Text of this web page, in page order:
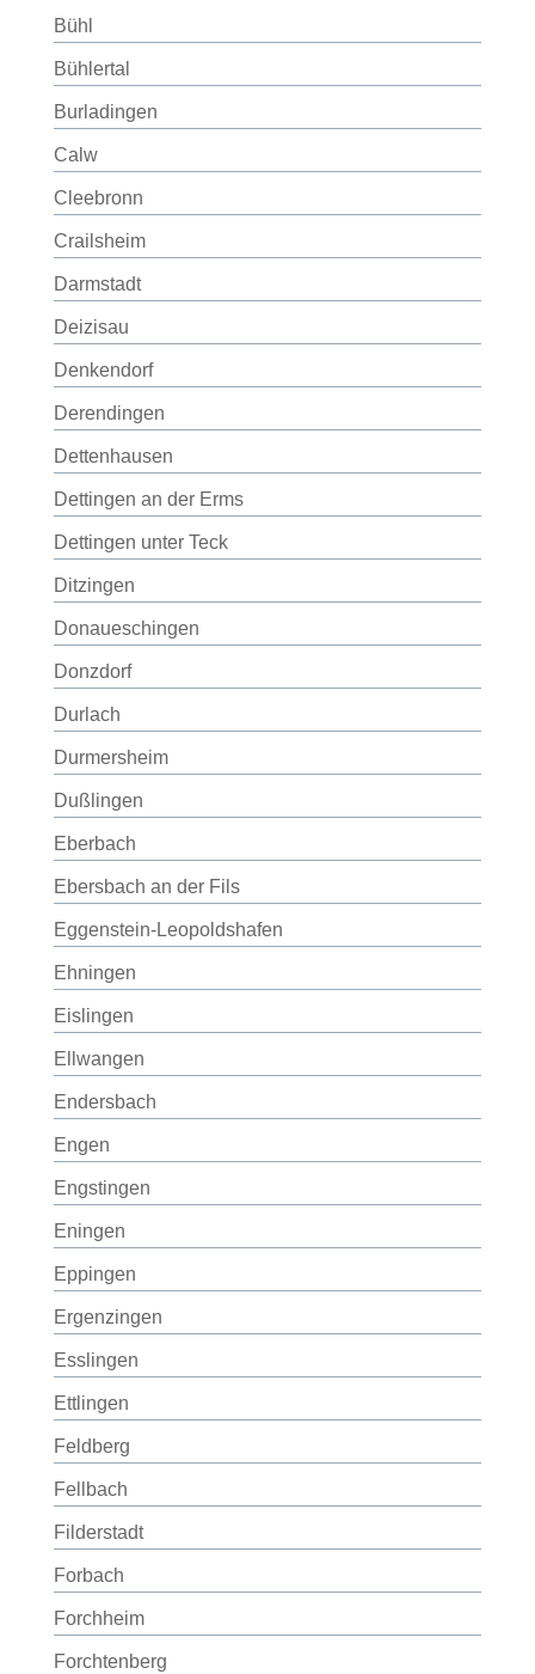
Bühl
Bühlertal
Burladingen
Calw
Cleebronn
Crailsheim
Darmstadt
Deizisau
Denkendorf
Derendingen
Dettenhausen
Dettingen an der Erms
Dettingen unter Teck
Ditzingen
Donaueschingen
Donzdorf
Durlach
Durmersheim
Dußlingen
Eberbach
Ebersbach an der Fils
Eggenstein-Leopoldshafen
Ehningen
Eislingen
Ellwangen
Endersbach
Engen
Engstingen
Eningen
Eppingen
Ergenzingen
Esslingen
Ettlingen
Feldberg
Fellbach
Filderstadt
Forbach
Forchheim
Forchtenberg